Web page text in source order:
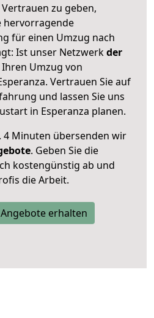
zu geben,
hervorragende
für einen Umzug nach
Ist unser Netzwerkder
Umzug von
Vertrauen Sie auf
und lassen Sie uns
in Esperanza planen.
4 Minuten übersenden wir
. Geben Sie die
kostengünstig ab und
die Arbeit.
erhalten